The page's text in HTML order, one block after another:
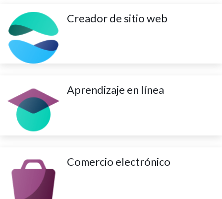
Creador de sitio web
Aprendizaje en línea
Comercio electrónico